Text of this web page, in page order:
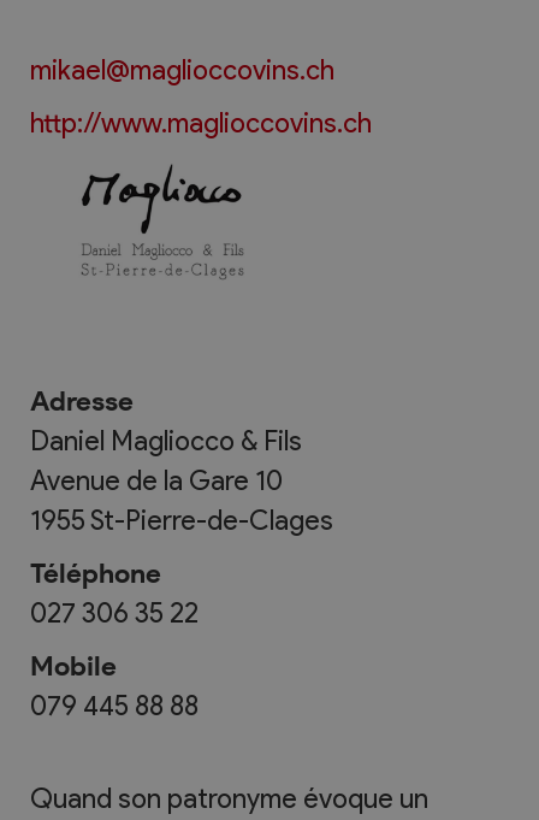
mikael@maglioccovins.ch
http://www.maglioccovins.ch
Adresse
Daniel Magliocco & Fils
Avenue de la Gare 10
1955St-Pierre-de-Clages
Téléphone
027 306 35 22
Mobile
079 445 88 88
Quand son patronyme évoque un